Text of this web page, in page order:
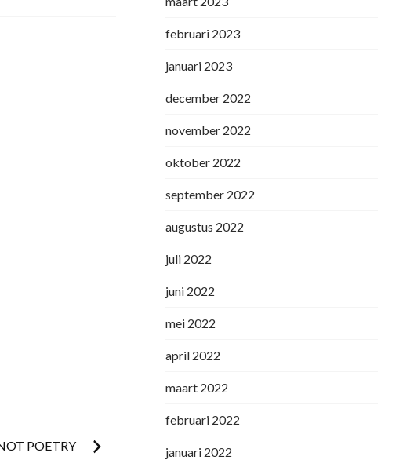
POETRY
februari 2023
januari 2023
december 2022
november 2022
oktober 2022
september 2022
augustus 2022
juli 2022
juni 2022
mei 2022
april 2022
maart 2022
februari 2022
januari 2022